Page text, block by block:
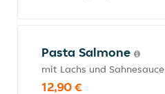
Pasta Salmone
mit Lachs und Sahnesauce
12,90 €